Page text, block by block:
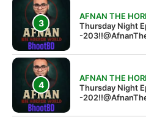
AFNAN THE
Thursday Night
-
AFNAN THE
Thursday Night
-